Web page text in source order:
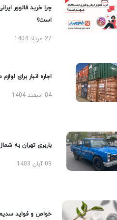
چرا خرید فالوور
است؟
27 مرداد 1404
اجاره انبار برای
04 اسفند 1404
باربری تهران به
09 آبان 1403
خواص و فواید سدیم